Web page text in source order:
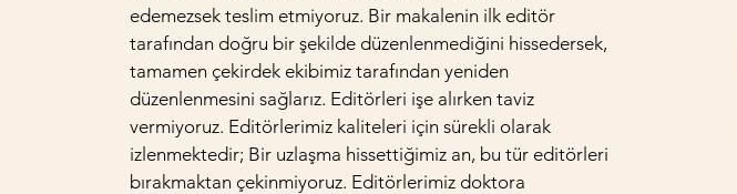
edemezsek teslim etmiyoruz. Bir makalenin ilk editör
tarafından doğru bir şekilde düzenlenmediğini hissedersek,
tamamen çekirdek ekibimiz tarafından yeniden
düzenlenmesini sağlarız. Editörleri işe alırken taviz
vermiyoruz. Editörlerimiz kaliteleri için sürekli olarak
izlenmektedir; Bir uzlaşma hissettiğimiz an, bu tür editörleri
bırakmaktan çekinmiyoruz. Editörlerimiz doktora